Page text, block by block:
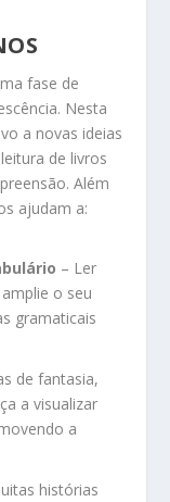
fase de
Nesta
a novas ideias
de livros
Além
ajudam a:
– Ler
o seu
gramaticais
de fantasia,
a visualizar
a
histórias